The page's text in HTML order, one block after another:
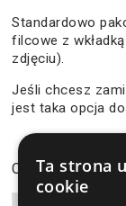
Standardowo
filcowe z
zdjęciu).
Jeśli chcesz
jest taka opcja
Cena: 99,90
Ta strona
cookie